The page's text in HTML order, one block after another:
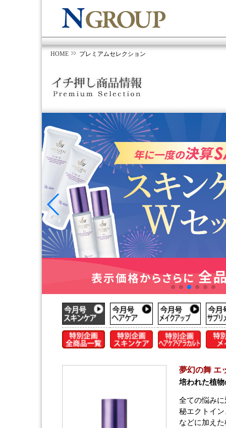
HOME プレミアムセレクション
夢幻の舞 エ
培われた植
全ての悩み
秘エクトイ
などに加え